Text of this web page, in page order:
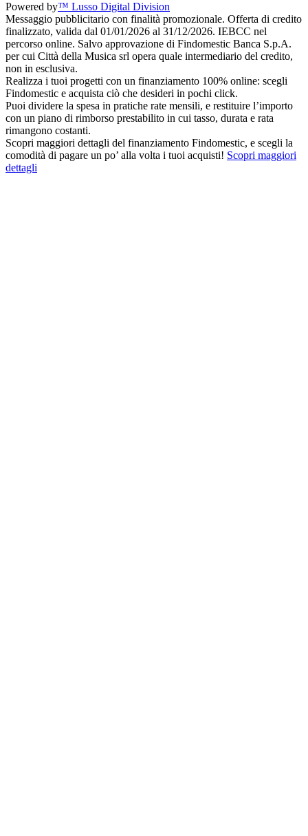
Powered by™ Lusso Digital Division
Messaggio pubblicitario con finalità promozionale. Offerta di credito
finalizzato, valida dal 01/01/2026 al 31/12/2026. IEBCC nel
percorso online. Salvo approvazione di Findomestic Banca S.p.A.
per cui Città della Musica srl opera quale intermediario del credito,
non in esclusiva.
Realizza i tuoi progetti con un finanziamento 100% online: scegli
Findomestic e acquista ciò che desideri in pochi click.
Puoi dividere la spesa in pratiche rate mensili, e restituire l’importo
con un piano di rimborso prestabilito in cui tasso, durata e rata
rimangono costanti.
Scopri maggiori dettagli del finanziamento Findomestic, e scegli la
comodità di pagare un po’ alla volta i tuoi acquisti! Scopri maggiori
dettagli